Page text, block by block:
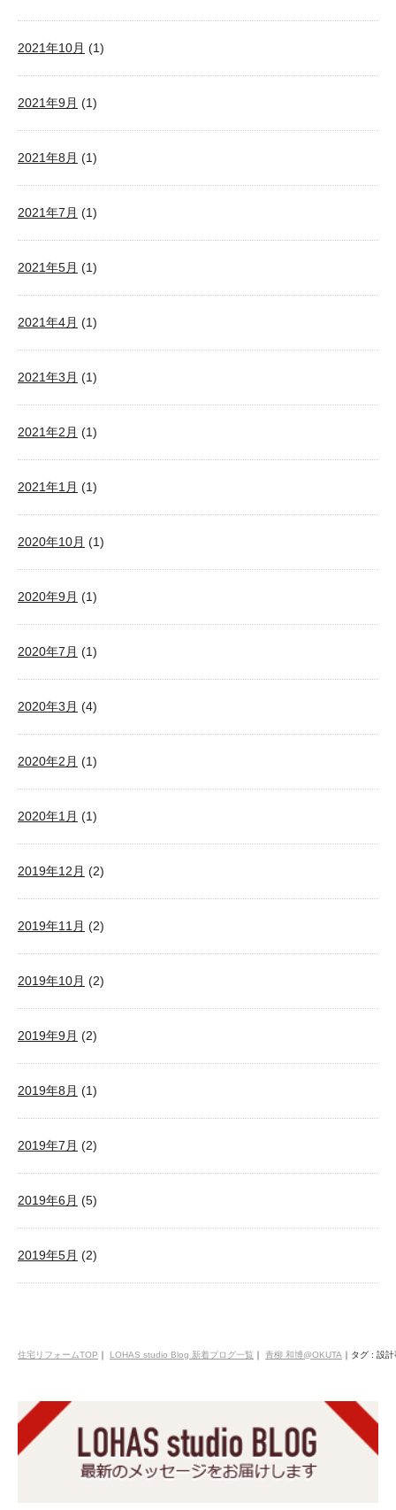
2021年10月 (1)
2021年9月 (1)
2021年8月 (1)
2021年7月 (1)
2021年5月 (1)
2021年4月 (1)
2021年3月 (1)
2021年2月 (1)
2021年1月 (1)
2020年10月 (1)
2020年9月 (1)
2020年7月 (1)
2020年3月 (4)
2020年2月 (1)
2020年1月 (1)
2019年12月 (2)
2019年11月 (2)
2019年10月 (2)
2019年9月 (2)
2019年8月 (1)
2019年7月 (2)
2019年6月 (5)
2019年5月 (2)
住宅リフォームTOP ｜ LOHAS studio Blog 新着ブログ一覧 ｜ 青柳 和博@OKUTA ｜ タグ : 設